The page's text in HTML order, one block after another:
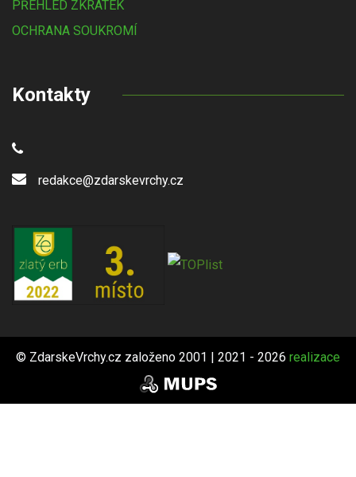
PŘEHLED ZKRATEK
OCHRANA SOUKROMÍ
Kontakty
redakce@zdarskevrchy.cz
© ZdarskeVrchy.cz založeno 2001 | 2021 - 2026 realizace